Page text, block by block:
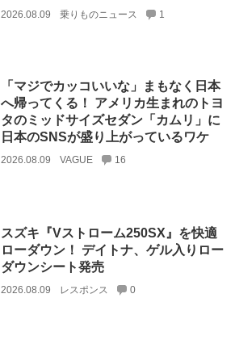
2026.08.09 乗りものニュース 1
「マジでカッコいいな」まもなく日本
へ帰ってくる！ アメリカ生まれのトヨ
タのミッドサイズセダン「カムリ」に
日本のSNSが盛り上がっているワケ
2026.08.09 VAGUE 16
スズキ『Vストローム250SX』を快適
ローダウン！ デイトナ、ゲル入りロー
ダウンシート発売
2026.08.09 レスポンス 0